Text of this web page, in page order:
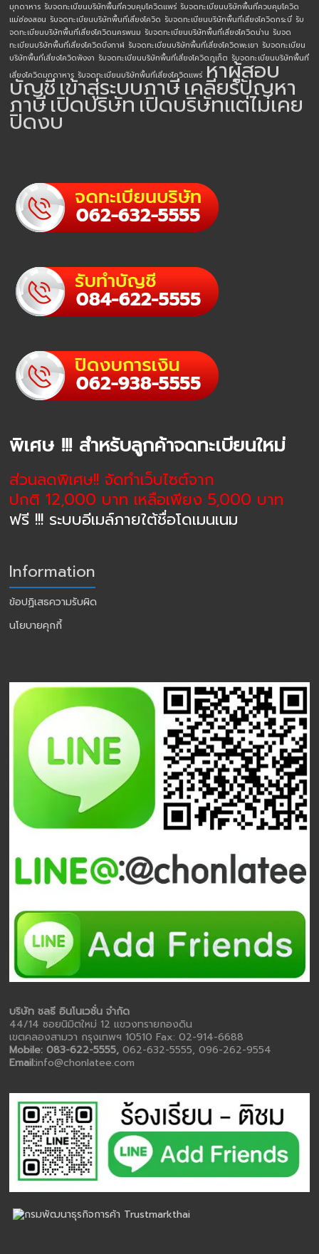
มุกดาหาร รับจดทะเบียนบริษัทพื้นที่ควบคุมโควิดแพร่ รับจดทะเบียนบริษัทพื้นที่ควบคุมโควิด
แม่ฮ่องสอน รับจดทะเบียนบริษัทพื้นที่เสี่ยงโควิด รับจดทะเบียนบริษัทพื้นที่เสี่ยงโควิดกระบี่ รับ
จดทะเบียนบริษัทพื้นที่เสี่ยงโควิดนครพนม รับจดทะเบียนบริษัทพื้นที่เสี่ยงโควิดน่าน รับจด
ทะเบียนบริษัทพื้นที่เสี่ยงโควิดบึงกาฬ รับจดทะเบียนบริษัทพื้นที่เสี่ยงโควิดพะเยา รับจดทะเบียน
บริษัทพื้นที่เสี่ยงโควิดพังงา รับจดทะเบียนบริษัทพื้นที่เสี่ยงโควิดภูเก็ต รับจดทะเบียนบริษัทพื้นที่
เสี่ยงโควิดมุกดาหาร รับจดทะเบียนบริษัทพื้นที่เสี่ยงโควิดแพร่ หาผู้สอบ
บัญชีเข้าสู่ระบบภาษีเคลียร์ปัญหา
ภาษีเปิดบริษัทเปิดบริษัทแต่ไม่เคย
ปิดงบ
พิเศษ !!! สำหรับลูกค้าจดทะเบียนใหม่
ส่วนลดพิเศษ!! จัดทำเว็บไซต์จาก
ปกติ 12,000 บาท เหลือเพียง 5,000 บาท
ฟรี !!! ระบบอีเมล์ภายใต้ชื่อโดเมนเนม
Information
ข้อปฏิเสธความรับผิด
นโยบายคุกกี้
บริษัท ชลธี อินโนเวชั่น จำกัด
44/14 ซอยนิมิตใหม่ 12 แขวงทรายกองดิน
เขตคลองสามวา กรุงเทพฯ 10510 Fax: 02-914-6688
Mobile: 083-622-5555,062-632-5555, 096-262-9554
Email:info@chonlatee.com